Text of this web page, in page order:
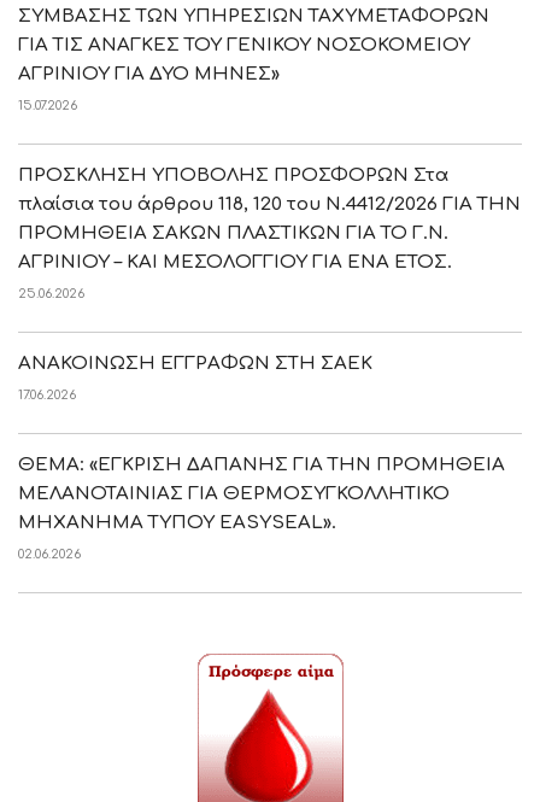
ΣΥΜΒΑΣΗΣ ΤΩΝ ΥΠΗΡΕΣΙΩΝ ΤΑΧΥΜΕΤΑΦΟΡΩΝ
ΓΙΑ ΤΙΣ ΑΝΑΓΚΕΣ ΤΟΥ ΓΕΝΙΚΟΥ ΝΟΣΟΚΟΜΕΙΟΥ
ΑΓΡΙΝΙΟΥ ΓΙΑ ΔΥΟ ΜΗΝΕΣ»
15.07.2026
ΠΡΟΣΚΛΗΣΗ ΥΠΟΒΟΛΗΣ ΠΡΟΣΦΟΡΩΝ Στα
πλαίσια του άρθρου 118, 120 του Ν.4412/2026 ΓΙΑ ΤΗΝ
ΠΡΟΜΗΘΕΙΑ ΣΑΚΩΝ ΠΛΑΣΤΙΚΩΝ ΓΙΑ ΤΟ Γ.Ν.
ΑΓΡΙΝΙΟΥ – ΚΑΙ ΜΕΣΟΛΟΓΓΙΟΥ ΓΙΑ ΕΝΑ ΕΤΟΣ.
25.06.2026
ΑΝΑΚΟΙΝΩΣΗ ΕΓΓΡΑΦΩΝ ΣΤΗ ΣΑΕΚ
17.06.2026
ΘΕΜΑ: «ΕΓΚΡΙΣΗ ΔΑΠΑΝΗΣ ΓΙΑ ΤΗΝ ΠΡΟΜΗΘΕΙΑ
ΜΕΛΑΝΟΤΑΙΝΙΑΣ ΓΙΑ ΘΕΡΜΟΣΥΓΚΟΛΛΗΤΙΚΟ
ΜΗΧΑΝΗΜΑ ΤΥΠΟΥ EASYSEAL».
02.06.2026